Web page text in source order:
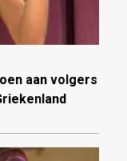
aan volgers